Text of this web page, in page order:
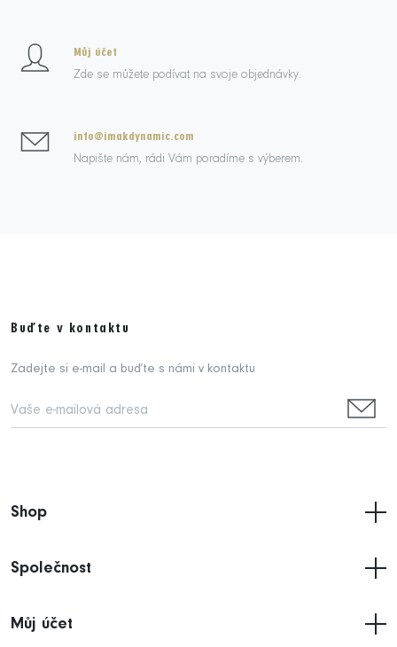
Můj účet
Zde se můžete podívat na svoje objednávky.
info@imakdynamic.com
Napište nám, rádi Vám poradíme s výberem.
Buďte v kontaktu
Zadejte si e-mail a buďte s námi v kontaktu
Shop
Společnost
Můj účet